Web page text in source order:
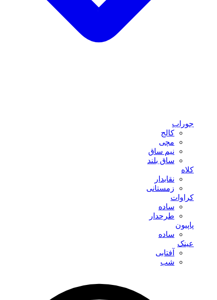
جوراب
کالج
مچی
نیم ساق
ساق بلند
کلاه
نقابدار
زمستانی
کراوات
ساده
طرحدار
پاپیون
ساده
عینک
آفتابی
شب